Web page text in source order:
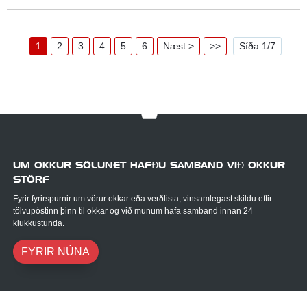
1 2 3 4 5 6 Næst > >> Síða 1/7
UM OKKUR SÖLUNET HAFÐU SAMBAND VIÐ OKKUR
STÖRF
Fyrir fyrirspurnir um vörur okkar eða verðlista, vinsamlegast skildu eftir
tölvupóstinn þinn til okkar og við munum hafa samband innan 24
klukkustunda.
FYRIR NÚNA